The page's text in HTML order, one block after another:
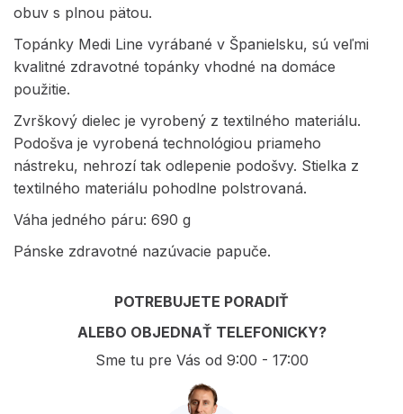
obuv s plnou pätou.
Topánky Medi Line vyrábané v Španielsku, sú veľmi
kvalitné zdravotné topánky vhodné na domáce
použitie.
Zvrškový dielec je vyrobený z textilného materiálu.
Podošva je vyrobená technológiou priameho
nástreku, nehrozí tak odlepenie podošvy. Stielka z
textilného materiálu pohodlne polstrovaná.
Váha jedného páru: 690 g
Pánske zdravotné nazúvacie papuče.
POTREBUJETE PORADIŤ
ALEBO OBJEDNAŤ TELEFONICKY?
Sme tu pre Vás od 9:00 - 17:00